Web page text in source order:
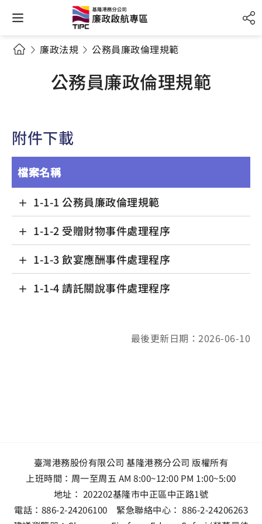
廉政法規 公務員廉政倫理規範
公務員廉政倫理規範
附件下載
檔案名稱
1-1-1 公務員廉政倫理規範
1-1-2 受贈財物事件處理程序
1-1-3 飲宴應酬事件處理程序
1-1-4 請託關說事件處理程序
最後更新日期：2026-06-10
臺灣港務股份有限公司 基隆港務分公司 版權所有
上班時間：周一至周五 AM 8:00~12:00 PM 1:00~5:00
地址： 202202基隆市中正區中正路1號
電話： 886-2-24206100 緊急聯絡中心： 886-2-24206263